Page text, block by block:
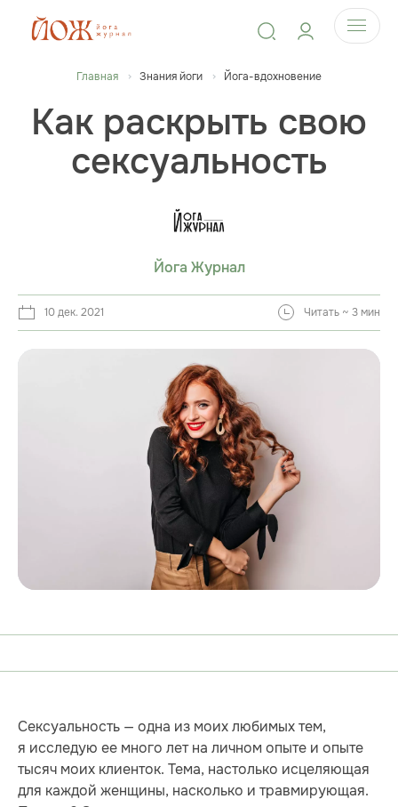
Главная Знания йоги Йога-вдохновение
Как раскрыть свою
сексуальность
Йога Журнал
10 дек. 2021 Читать ~ 3 мин
Сексуальность — одна из моих любимых тем,
я исследую ее много лет на личном опыте и опыте
тысяч моих клиенток. Тема, настолько исцеляющая
для каждой женщины, насколько и травмирующая.